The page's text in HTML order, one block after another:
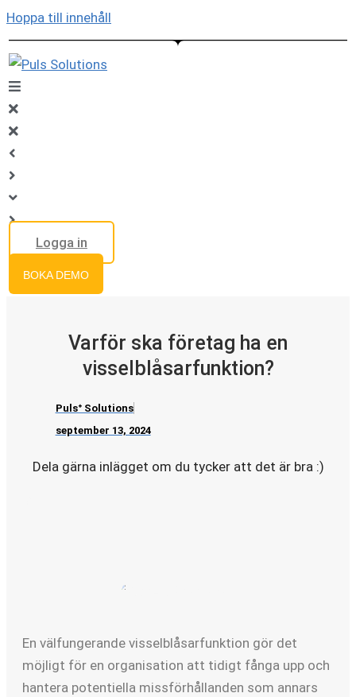
Hoppa till innehåll
Logga in
BOKA DEMO
Varför ska företag ha en
visselblåsarfunktion?
Pulsᐩ Solutions
september 13, 2024
Dela gärna inlägget om du tycker att det är bra :)
En välfungerande visselblåsarfunktion gör det
möjligt för en organisation att tidigt fånga upp och
hantera potentiella missförhållanden som annars